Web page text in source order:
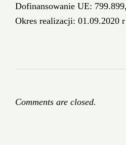
Dofinansowanie UE:
Okres realizacji: 01.09.2020
Comments are closed.